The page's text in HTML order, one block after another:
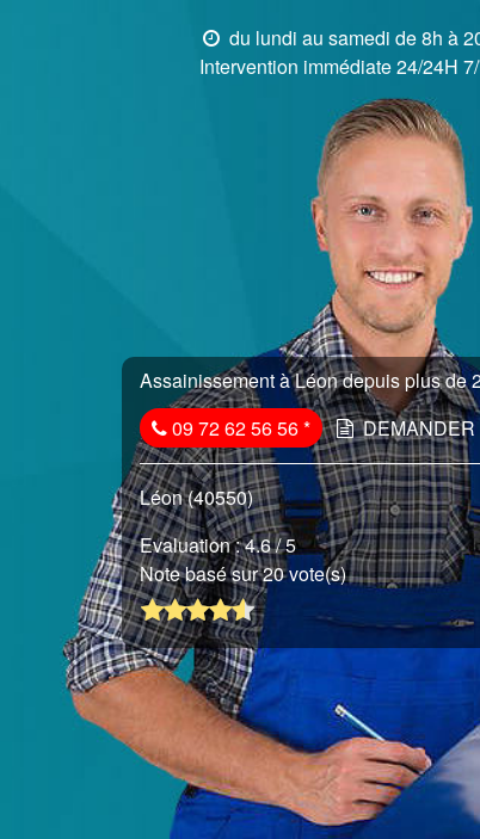
du lundi au samedi de 8h à
Intervention immédiate 24/24H
Assainissement à Léon depuis plus de
09 72 62 56 56*
Léon (40550)
Evaluation :4.6/ 5
Note basé sur 20 vote(s)